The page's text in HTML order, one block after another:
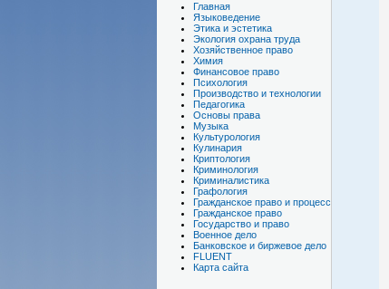
Главная
Языковедение
Этика и эстетика
Экология охрана труда
Хозяйственное право
Химия
Финансовое право
Психология
Производство и технологии
Педагогика
Основы права
Музыка
Культурология
Кулинария
Криптология
Криминология
Криминалистика
Графология
Гражданское право и процесс
Гражданское право
Государство и право
Военное дело
Банковское и биржевое дело
FLUENT
Карта сайта